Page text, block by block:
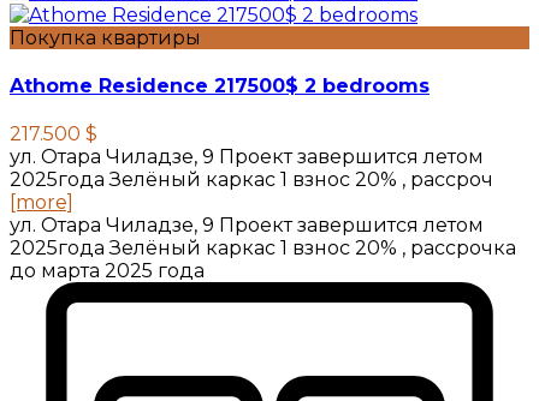
Покупка квартиры
Athome Residence 217500$ 2 bedrooms
217.500 $
ул. Отара Чиладзе, 9 Проект завершится летом
2025года Зелёный каркас 1 взнос 20% , рассроч
[more]
ул. Отара Чиладзе, 9 Проект завершится летом
2025года Зелёный каркас 1 взнос 20% , рассрочка
до марта 2025 года